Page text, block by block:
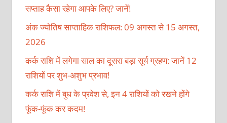
सप्ताह कैसा रहेगा आपके लिए? जानें!
अंक ज्योतिष साप्ताहिक राशिफल: 09 अगस्त से 15 अगस्त,
2026
कर्क राशि में लगेगा साल का दूसरा बड़ा सूर्य ग्रहण: जानें 12
राशियों पर शुभ-अशुभ प्रभाव!
कर्क राशि में बुध के प्रवेश से, इन 4 राशियों को रखने होंगे
फूंक-फूंक कर कदम!